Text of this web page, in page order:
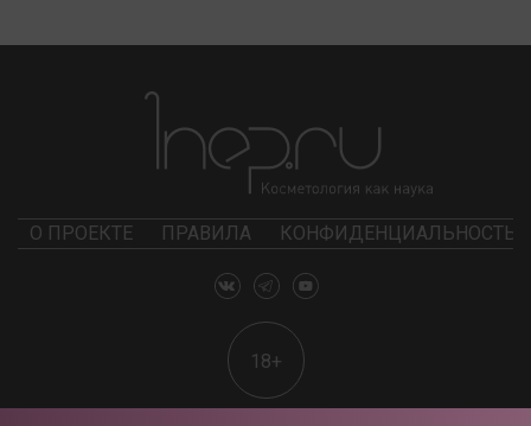
О ПРОЕКТЕ ПРАВИЛА КОНФИДЕНЦИАЛЬНОСТЬ
18+